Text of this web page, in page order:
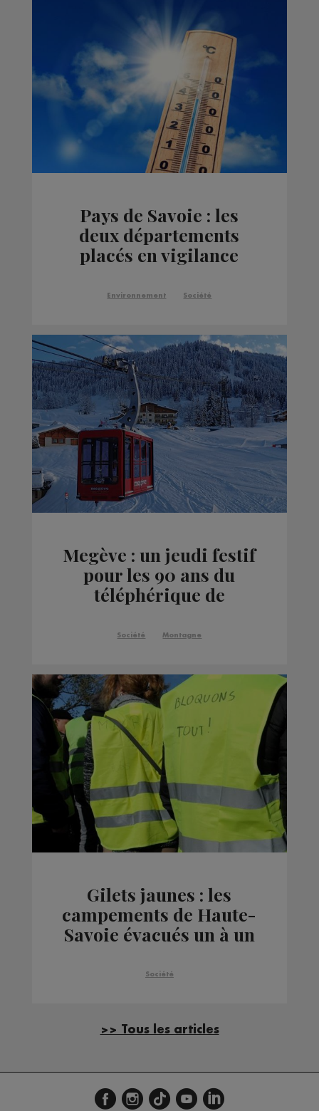
Pays de Savoie : les
deux départements
placés en vigilance
Environnement Société
Megève : un jeudi festif
pour les 90 ans du
téléphérique de
Société Montagne
Gilets jaunes : les
campements de Haute-
Savoie évacués un à un
Société
>> Tous les articles